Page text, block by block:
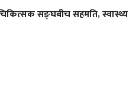
सङ्घबीच सहमति, स्वास्थ्य